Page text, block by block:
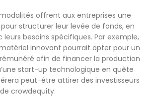
offrent aux entreprises une
structurer leur levée de fonds, en
besoins spécifiques. Par exemple,
innovant pourrait opter pour un
afin de financer la production
start-up technologique en quête
peut-être attirer des investisseurs
crowdequity.